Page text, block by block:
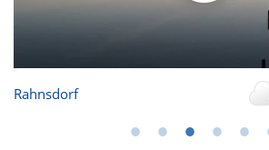
Rahnsdorf